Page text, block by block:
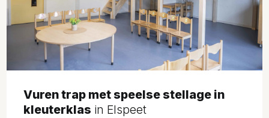
Vuren trap met speelse stellage in
kleuterklas in Elspeet